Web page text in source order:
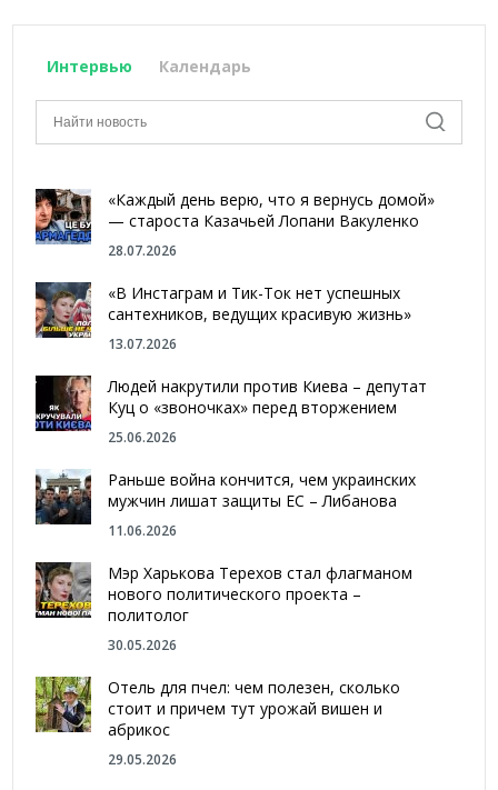
Интервью Календарь
«Каждый день верю, что я вернусь домой»
— староста Казачьей Лопани Вакуленко
28.07.2026
«В Инстаграм и Тик-Ток нет успешных
сантехников, ведущих красивую жизнь»
13.07.2026
Людей накрутили против Киева – депутат
Куц о «звоночках» перед вторжением
25.06.2026
Раньше война кончится, чем украинских
мужчин лишат защиты ЕС – Либанова
11.06.2026
Мэр Харькова Терехов стал флагманом
нового политического проекта –
политолог
30.05.2026
Отель для пчел: чем полезен, сколько
стоит и причем тут урожай вишен и
абрикос
29.05.2026